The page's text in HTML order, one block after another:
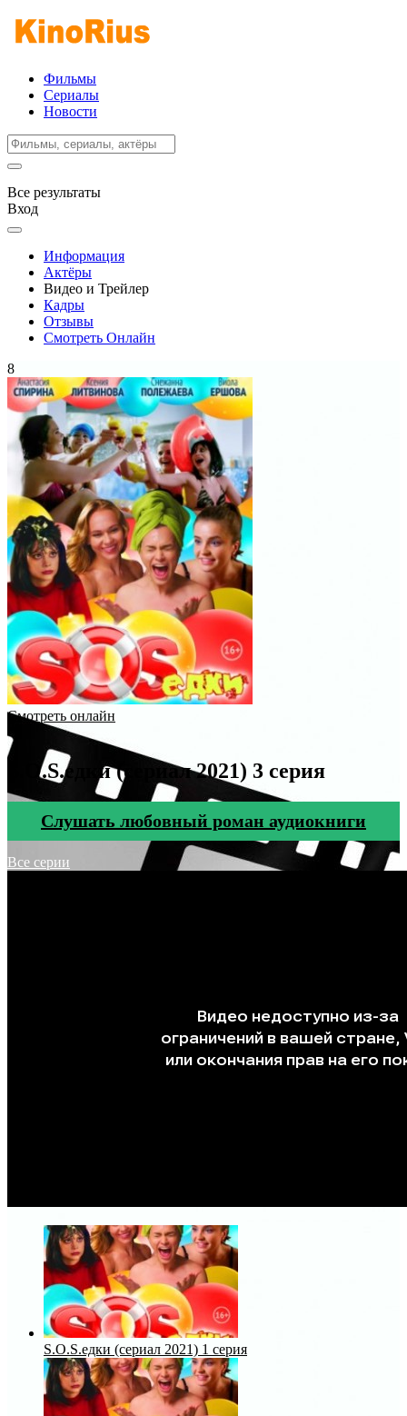
Фильмы
Сериалы
Новости
Все результаты
Вход
Информация
Актёры
Видео и Трейлер
Кадры
Отзывы
Смотреть Онлайн
8
Смотреть онлайн
S.O.S.едки (сериал 2021) 3 серия
Cлушать любовный роман аудиокниги
Все серии
S.O.S.едки (сериал 2021) 1 серия